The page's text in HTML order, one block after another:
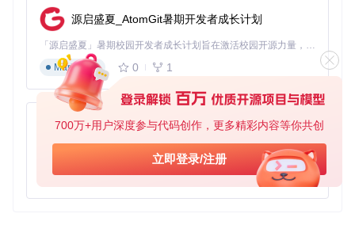
700万+用户深度参与代码创作，更多精彩内容等你共创
立即登录/注册
源启盛夏_AtomGit暑期开发者成长计划
「源启盛夏」暑期校园开发者成长计划旨在激活校园开源力量，通过积分激励、认证扶持、资源倾斜等形式，引导高校组织和开发者完成「入驻 — 建项目 — 做贡献 — 获认证 — 得资源」的完整闭环。无论你是想带领社团入驻平台的组织者，还是希望用代码贡献证明自己的开发者，都能在这里找到属于你的成长路径。
Markdown
0 1
py-xiaozhi
基于Python的Xiaozhi AI，适用于想要完整Xiaozhi体验而无需拥有专用硬件的用户。
Python
0 1